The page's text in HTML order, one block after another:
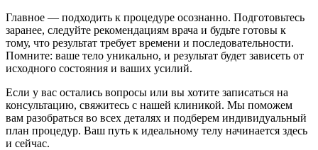
Главное — подходить к процедуре осознанно. Подготовьтесь
заранее, следуйте рекомендациям врача и будьте готовы к
тому, что результат требует времени и последовательности.
Помните: ваше тело уникально, и результат будет зависеть от
исходного состояния и ваших усилий.
Если у вас остались вопросы или вы хотите записаться на
консультацию, свяжитесь с нашей клиникой. Мы поможем
вам разобраться во всех деталях и подберем индивидуальный
план процедур. Ваш путь к идеальному телу начинается здесь
и сейчас.